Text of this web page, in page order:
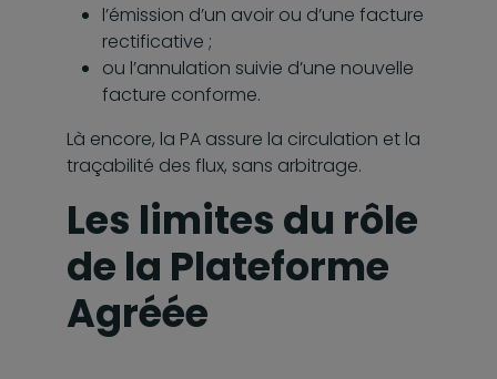
l’émission d’un avoir ou d’une facture
rectificative ;
ou l’annulation suivie d’une nouvelle
facture conforme.
Là encore, la PA assure la circulation et la
traçabilité des flux, sans arbitrage.
Les limites du rôle
de la Plateforme
Agréée